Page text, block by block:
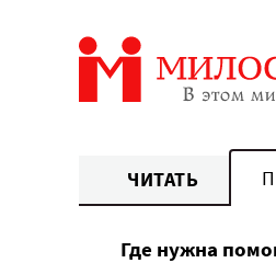
ЧИТАТЬ
Где нужна